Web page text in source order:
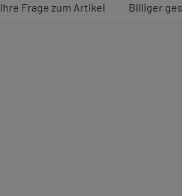
Ihre Frage zum Artikel Billiger